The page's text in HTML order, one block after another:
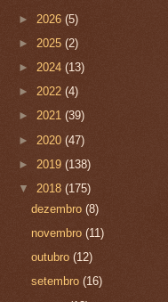
► 2026 (5)
► 2025 (2)
► 2024 (13)
► 2022 (4)
► 2021 (39)
► 2020 (47)
► 2019 (138)
▼ 2018 (175)
dezembro(8)
novembro(11)
outubro(12)
setembro(16)